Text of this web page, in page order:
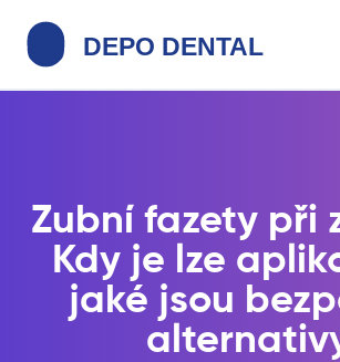
Zubní fazety při
Kdy je lze
jaké jsou